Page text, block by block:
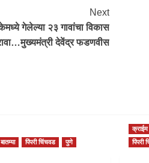
Next
गेलेल्या २३ गावांचा विकास
देवेंद्र फडणवीस
पिंपरी चिंचवड पुणे
क्राईम
पिंपरी